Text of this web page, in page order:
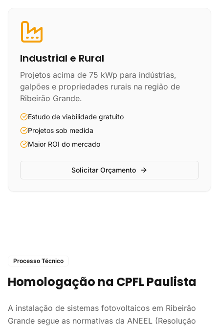
Industrial e Rural
Projetos acima de 75 kWp para indústrias,
galpões e propriedades rurais na região de
Ribeirão Grande.
Estudo de viabilidade gratuito
Projetos sob medida
Maior ROI do mercado
Solicitar Orçamento
Processo Técnico
Homologação na CPFL Paulista
A instalação de sistemas fotovoltaicos em Ribeirão
Grande segue as normativas da ANEEL (Resolução